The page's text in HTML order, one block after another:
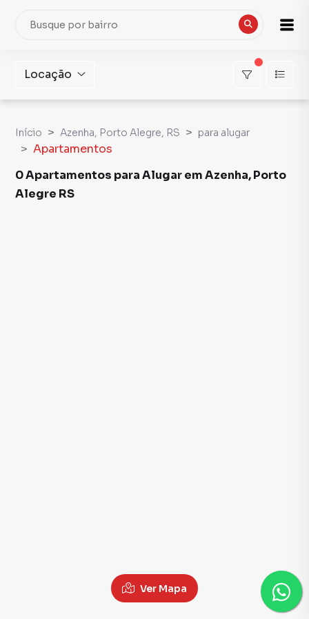
Locação
Início Azenha, Porto Alegre, RS para alugar
Apartamentos
0 Apartamentos para Alugar em Azenha, Porto
Alegre RS
Ver Mapa